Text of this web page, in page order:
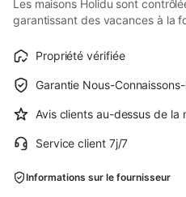
Les maisons Holidu sont
garantissant des vacances à la
Propriété vérifiée
Garantie Nous-
Avis clients au-dessus de la
Service client 7j/7
Informations sur le fournisseur